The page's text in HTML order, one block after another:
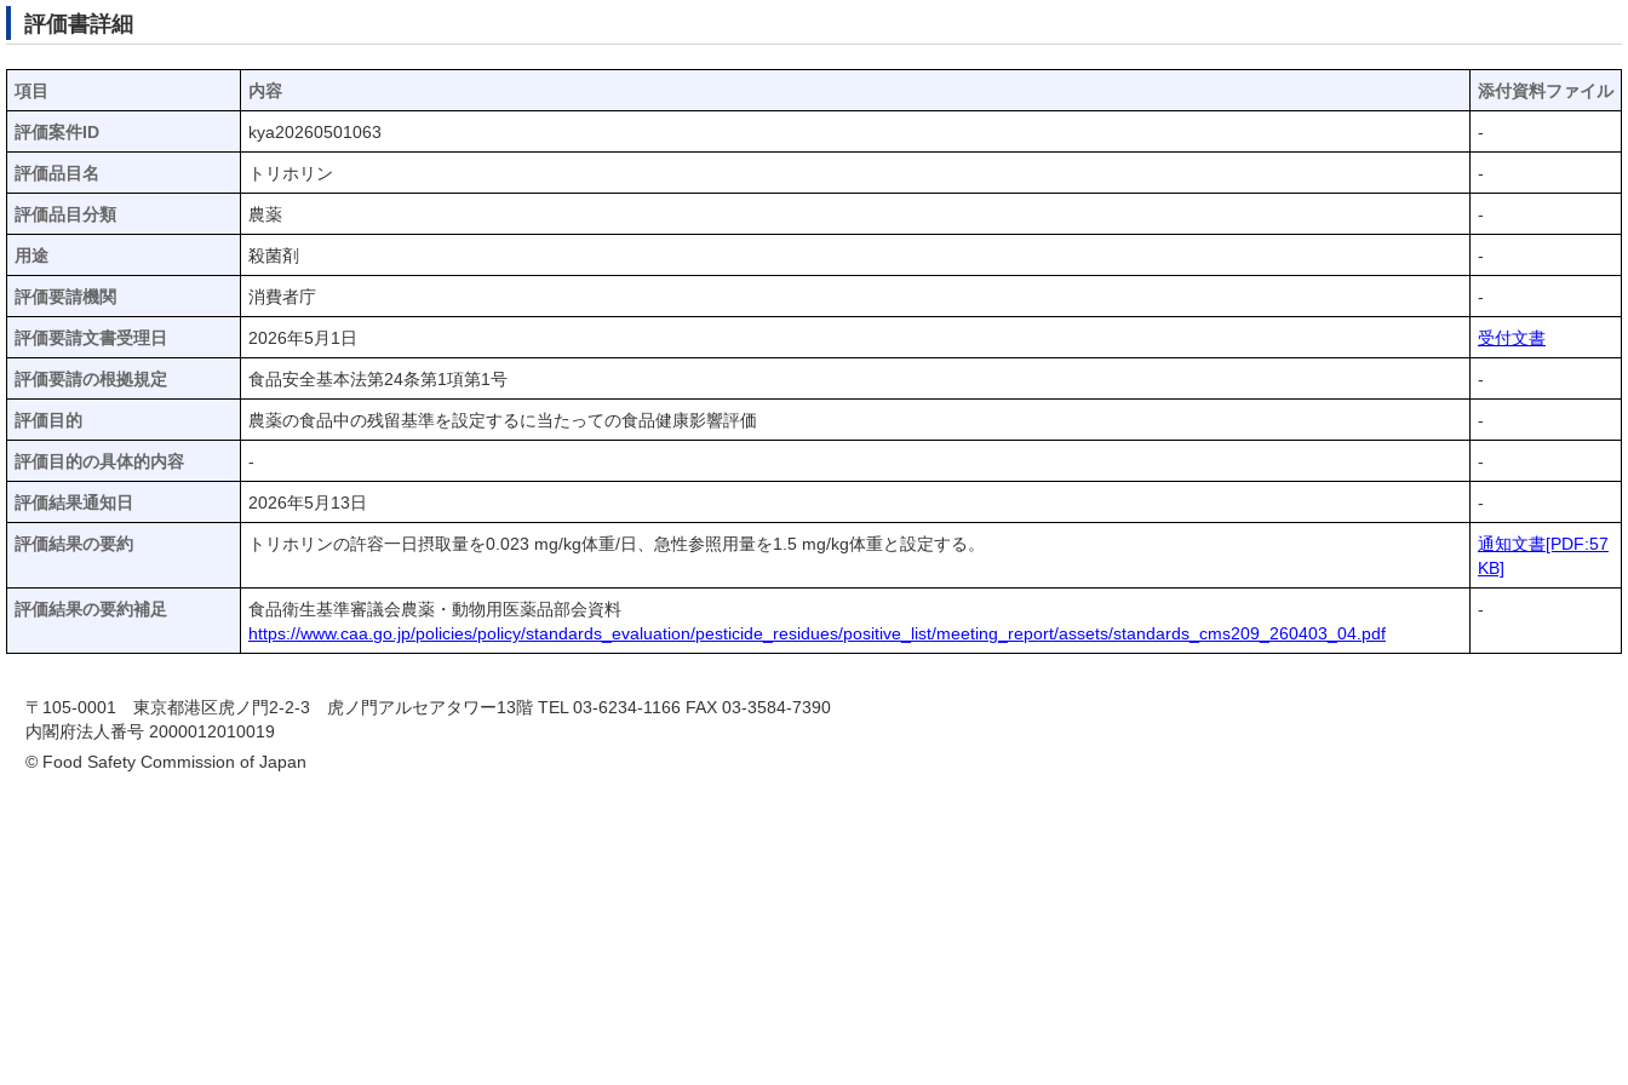
評価書詳細
項目 内容 添付資料ファイル
評価案件ID kya20260501063 -
評価品目名 トリホリン -
評価品目分類 農薬 -
用途 殺菌剤 -
評価要請機関 消費者庁 -
評価要請文書受理日 2026年5月1日 受付文書
評価要請の根拠規定 食品安全基本法第24条第1項第1号 -
評価目的 農薬の食品中の残留基準を設定するに当たっての食品健康影響評価 -
評価目的の具体的内容 - -
評価結果通知日 2026年5月13日 -
評価結果の要約 トリホリンの許容一日摂取量を0.023 mg/kg体重/日、急性参照用量を1.5 mg/kg体重と設定する。
通知文書[PDF:57
KB]
評価結果の要約補足
食品衛生基準審議会農薬・動物用医薬品部会資料
https://www.caa.go.jp/policies/policy/standards_evaluation/pesticide_residues/positive_list/meeting_report/assets/standards_cms209_260403_04.pdf
-
〒105-0001 東京都港区虎ノ門2-2-3 虎ノ門アルセアタワー13階 TEL 03-6234-1166 FAX 03-3584-7390
内閣府法人番号 2000012010019
© Food Safety Commission of Japan